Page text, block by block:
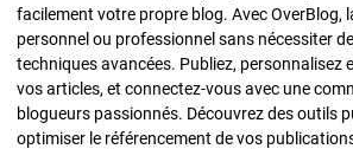
facilement votre propre blog. Avec OverBlog,
personnel ou professionnel sans nécessiter
techniques avancées. Publiez, personnalisez
vos articles, et connectez-vous avec une
blogueurs passionnés. Découvrez des outils
optimiser le référencement de vos